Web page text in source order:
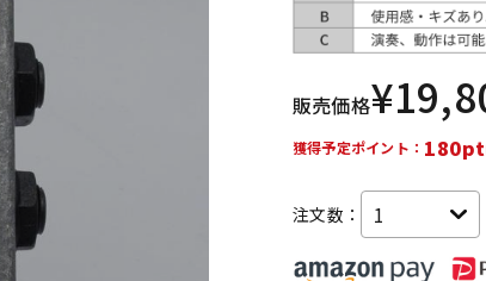
レコーディン
グ機器
販売価格¥
獲得予定ポイント：
注文数：